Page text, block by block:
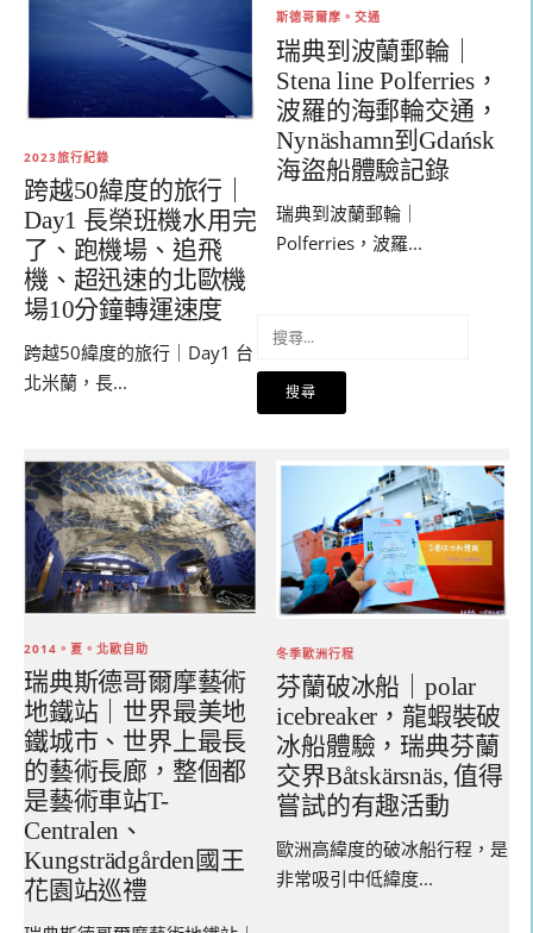
2023旅行紀錄
跨越50緯度的旅行｜
Day1 長榮班機水用完
了、跑機場、追飛
機、超迅速的北歐機
場10分鐘轉運速度
跨越50緯度的旅行｜Day1 台
北米蘭，長...
斯德哥爾摩。交通
瑞典到波蘭郵輪｜
Stena line Polferries，
波羅的海郵輪交通，
Nynäshamn到Gdańsk
海盜船體驗記錄
瑞典到波蘭郵輪｜
Polferries，波羅...
2014。夏。北歐自助
瑞典斯德哥爾摩藝術
地鐵站｜世界最美地
鐵城市、世界上最長
的藝術長廊，整個都
是藝術車站T-
Centralen、
Kungsträdgården國王
花園站巡禮
冬季歐洲行程
芬蘭破冰船｜polar
icebreaker，龍蝦裝破
冰船體驗，瑞典芬蘭
交界Båtskärsnäs, 值得
嘗試的有趣活動
歐洲高緯度的破冰船行程，是
非常吸引中低緯度...
關